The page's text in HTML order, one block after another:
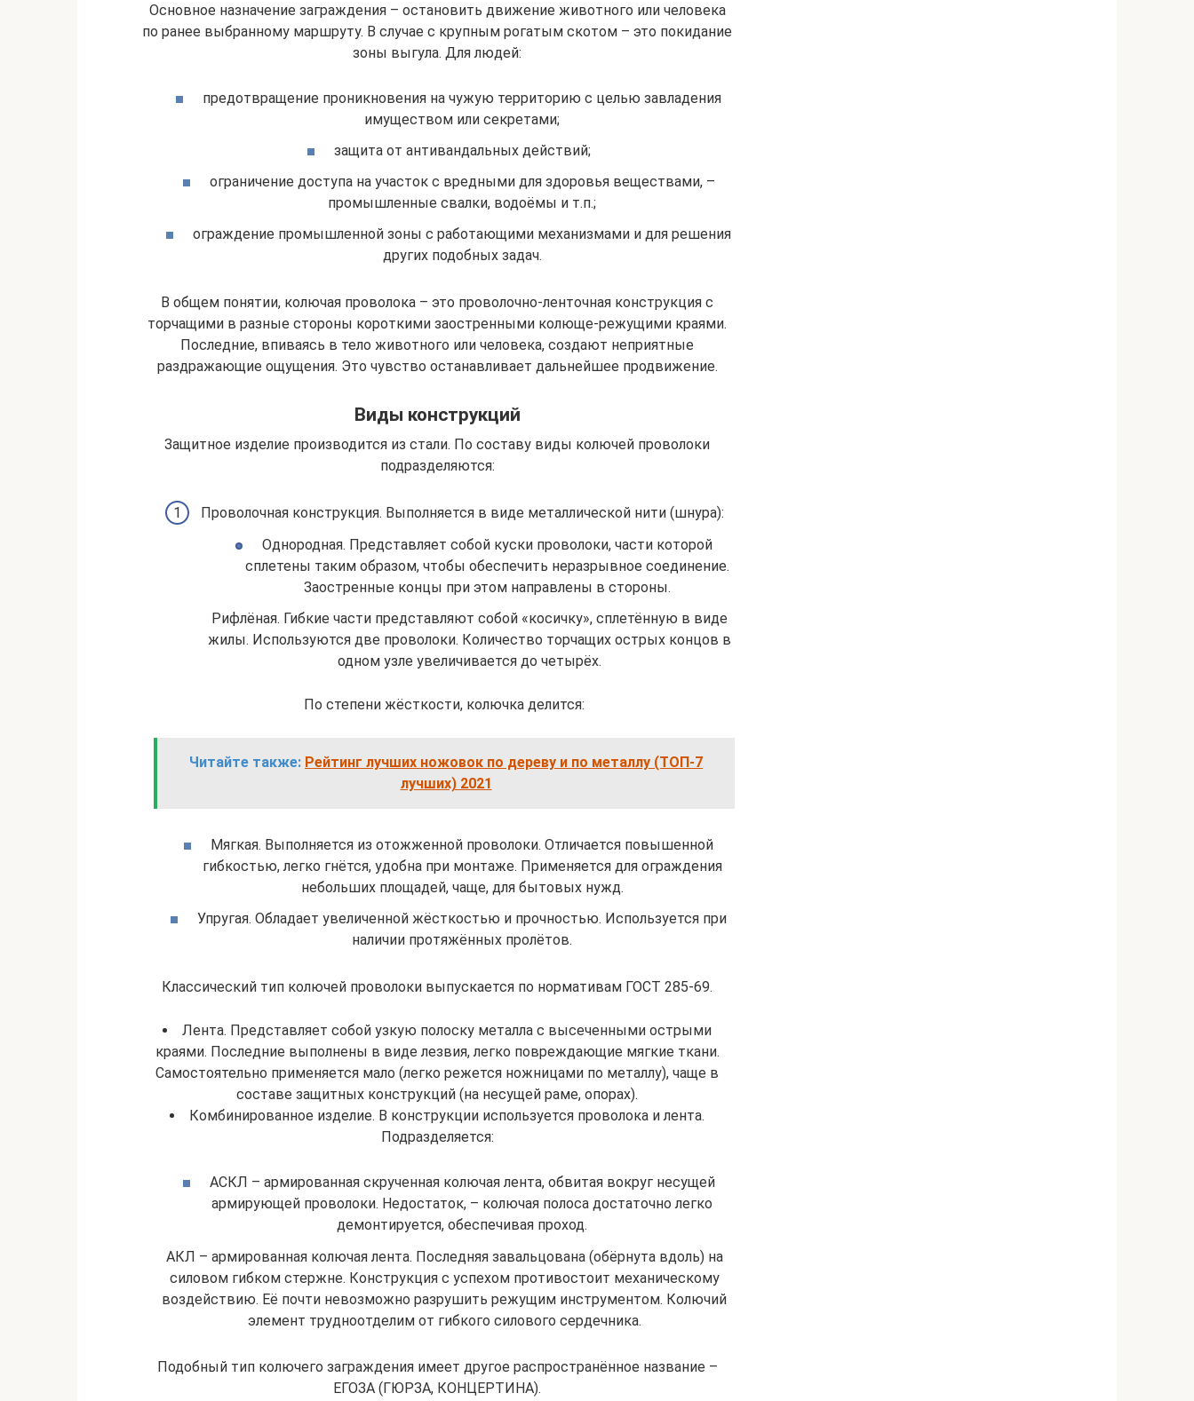
Основное назначение заграждения – остановить движение животного или человека
по ранее выбранному маршруту. В случае с крупным рогатым скотом – это покидание
зоны выгула. Для людей:
предотвращение проникновения на чужую территорию с целью завладения
имуществом или секретами;
защита от антивандальных действий;
ограничение доступа на участок с вредными для здоровья веществами, –
промышленные свалки, водоёмы и т.п.;
ограждение промышленной зоны с работающими механизмами и для решения
других подобных задач.
В общем понятии, колючая проволока – это проволочно-ленточная конструкция с
торчащими в разные стороны короткими заостренными колюще-режущими краями.
Последние, впиваясь в тело животного или человека, создают неприятные
раздражающие ощущения. Это чувство останавливает дальнейшее продвижение.
Виды конструкций
Защитное изделие производится из стали. По составу виды колючей проволоки
подразделяются:
Проволочная конструкция. Выполняется в виде металлической нити (шнура):
Однородная. Представляет собой куски проволоки, части которой
сплетены таким образом, чтобы обеспечить неразрывное соединение.
Заостренные концы при этом направлены в стороны.
Рифлёная. Гибкие части представляют собой «косичку», сплетённую в виде
жилы. Используются две проволоки. Количество торчащих острых концов в
одном узле увеличивается до четырёх.
По степени жёсткости, колючка делится:
Читайте также: Рейтинг лучших ножовок по дереву и по металлу (ТОП-7
лучших) 2021
Мягкая. Выполняется из отожженной проволоки. Отличается повышенной
гибкостью, легко гнётся, удобна при монтаже. Применяется для ограждения
небольших площадей, чаще, для бытовых нужд.
Упругая. Обладает увеличенной жёсткостью и прочностью. Используется при
наличии протяжённых пролётов.
Классический тип колючей проволоки выпускается по нормативам ГОСТ 285-69.
Лента. Представляет собой узкую полоску металла с высеченными острыми
краями. Последние выполнены в виде лезвия, легко повреждающие мягкие ткани.
Самостоятельно применяется мало (легко режется ножницами по металлу), чаще в
составе защитных конструкций (на несущей раме, опорах).
Комбинированное изделие. В конструкции используется проволока и лента.
Подразделяется:
АСКЛ – армированная скрученная колючая лента, обвитая вокруг несущей
армирующей проволоки. Недостаток, – колючая полоса достаточно легко
демонтируется, обеспечивая проход.
АКЛ – армированная колючая лента. Последняя завальцована (обёрнута вдоль) на
силовом гибком стержне. Конструкция с успехом противостоит механическому
воздействию. Её почти невозможно разрушить режущим инструментом. Колючий
элемент трудноотделим от гибкого силового сердечника.
Подобный тип колючего заграждения имеет другое распространённое название –
ЕГОЗА (ГЮРЗА, КОНЦЕРТИНА).